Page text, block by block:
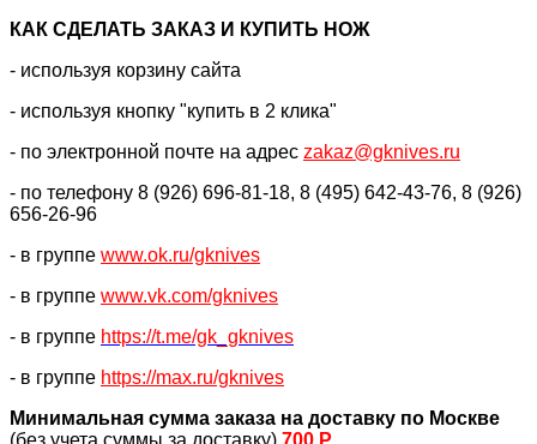
КАК CДЕЛАТЬ ЗАКАЗ И КУПИТЬ НОЖ
- используя корзину сайта
- используя кнопку "купить в 2 клика"
- по электронной почте на адрес zakaz@gknives.ru
- по телефону 8 (926) 696-81-18, 8 (495) 642-43-76, 8 (926)
656-26-96
- в группе www.ok.ru/gknives
- в группе www.vk.com/gknives
- в группе https://t.me/gk_gknives
- в группе https://max.ru/gknives
Минимальная сумма заказа на доставку по Москве
(без учета суммы за доставку) 700 Р